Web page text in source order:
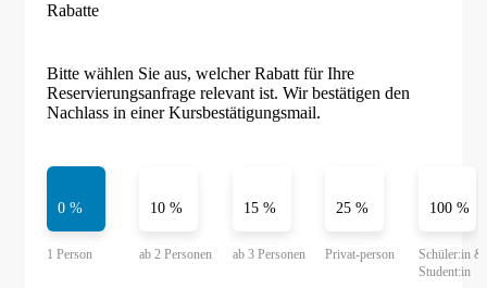
Rabatte
Bitte wählen Sie aus, welcher Rabatt für Ihre
Reservierungsanfrage relevant ist. Wir bestätigen den
Nachlass in einer Kursbestätigungsmail.
0 % 10 % 15 % 25 % 100 %